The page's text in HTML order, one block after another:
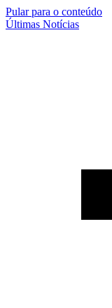
Pular para o conteúdo
Últimas Notícias